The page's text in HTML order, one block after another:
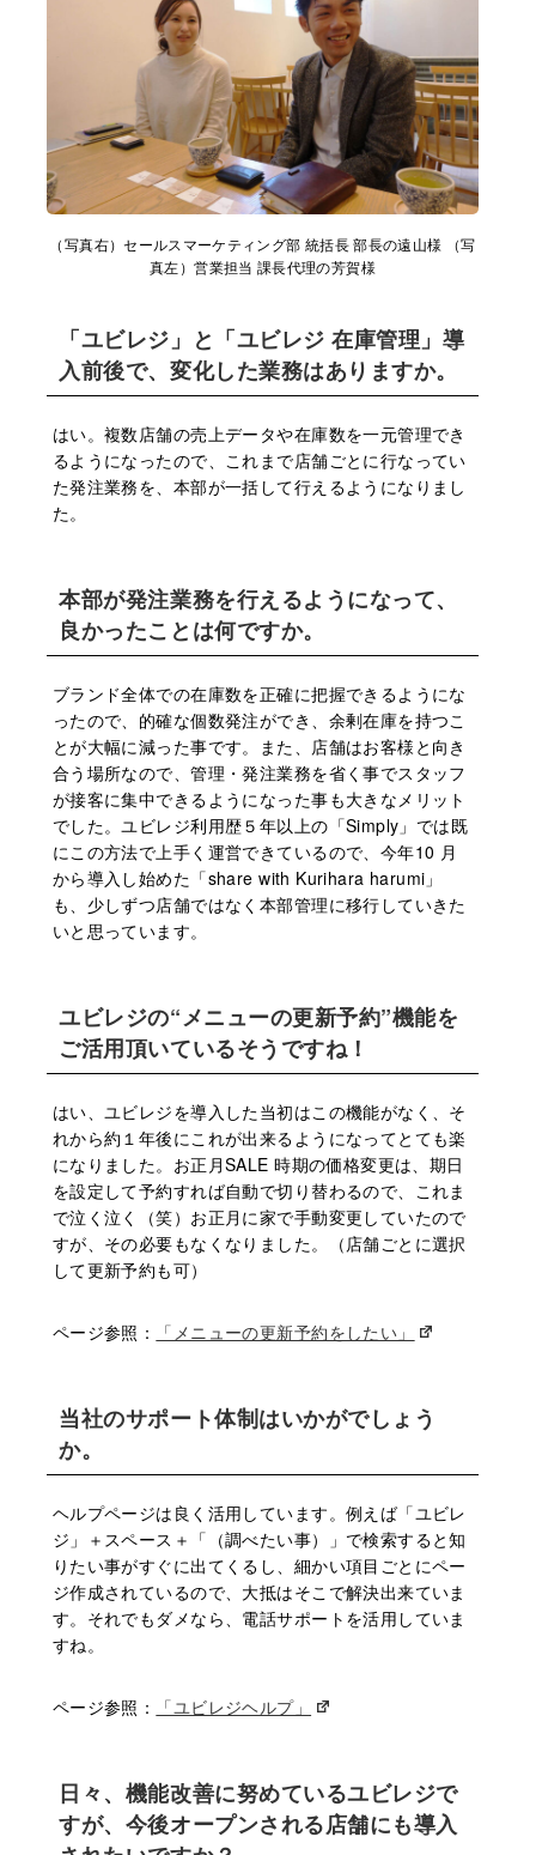
（写真右）セールスマーケティング部 統括⻑ 部⻑の遠⼭様 （写
真左）営業担当 課⻑代理の芳賀様
「ユビレジ」と「ユビレジ 在庫管理」導
⼊前後で、変化した業務はありますか。
はい。複数店舗の売上データや在庫数を⼀元管理でき
るようになったので、これまで店舗ごとに⾏なってい
た発注業務を、本部が⼀括して⾏えるようになりまし
た。
本部が発注業務を⾏えるようになって、
良かったことは何ですか。
ブランド全体での在庫数を正確に把握できるようにな
ったので、的確な個数発注ができ、余剰在庫を持つこ
とが⼤幅に減った事です。また、店舗はお客様と向き
合う場所なので、管理・発注業務を省く事でスタッフ
が接客に集中できるようになった事も⼤きなメリット
でした。ユビレジ利⽤歴５年以上の「Simply」では既
にこの⽅法で上⼿く運営できているので、今年10 ⽉
から導⼊し始めた「share with Kurihara harumi」
も、少しずつ店舗ではなく本部管理に移⾏していきた
いと思っています。
ユビレジの“メニューの更新予約”機能を
ご活⽤頂いているそうですね！
はい、ユビレジを導⼊した当初はこの機能がなく、そ
れから約１年後にこれが出来るようになってとても楽
になりました。お正⽉SALE 時期の価格変更は、期⽇
を設定して予約すれば⾃動で切り替わるので、これま
で泣く泣く（笑）お正⽉に家で⼿動変更していたので
すが、その必要もなくなりました。（店舗ごとに選択
して更新予約も可）
ページ参照： 「メニューの更新予約をしたい」
当社のサポート体制はいかがでしょう
か。
ヘルプページは良く活⽤しています。例えば「ユビレ
ジ」＋スペース＋「（調べたい事）」で検索すると知
りたい事がすぐに出てくるし、細かい項⽬ごとにペー
ジ作成されているので、⼤抵はそこで解決出来ていま
す。それでもダメなら、電話サポートを活⽤していま
すね。
ページ参照： 「ユビレジヘルプ」
⽇々、機能改善に努めているユビレジで
すが、今後オープンされる店舗にも導⼊